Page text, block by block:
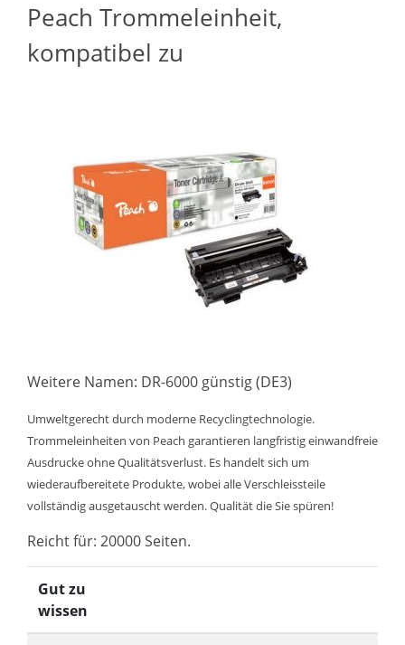
Peach Trommeleinheit,
kompatibel zu
Weitere Namen: DR-6000 günstig (DE3)
Umweltgerecht durch moderne Recyclingtechnologie.
Trommeleinheiten von Peach garantieren langfristig einwandfreie
Ausdrucke ohne Qualitätsverlust. Es handelt sich um
wiederaufbereitete Produkte, wobei alle Verschleissteile
vollständig ausgetauscht werden. Qualität die Sie spüren!
Reicht für: 20000 Seiten.
Gut zu
wissen